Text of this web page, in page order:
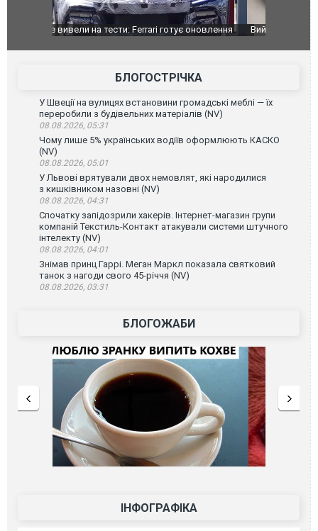
Вийшов трейлер нової екранізації легендарного
БЛОГОСТРІЧКА
У Швеції на вулицях встановини громадські меблі — їх
переробили з будівельних матеріалів (NV)
08.08.2026, 05:31
Чому лише 5% українських водіїв оформлюють КАСКО
(NV)
08.08.2026, 05:01
У Львові врятували двох немовлят, які народилися
з кишківником назовні (NV)
08.08.2026, 04:31
Спочатку запідозрили хакерів. Інтернет-магазин групи
компаній Текстиль-Контакт атакували системи штучного
інтелекту (NV)
08.08.2026, 04:01
Знімав принц Гаррі. Меган Маркл показала святковий
танок з нагоди свого 45-річчя (NV)
08.08.2026, 03:31
БЛОГОЖАБИ
ІНФОГРАФІКА